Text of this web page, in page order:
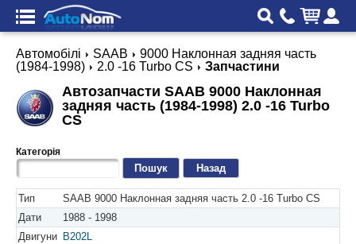
Автомобілі SAAB
9000 Наклонная задняя часть
(1984-1998)
2.0 -16 Turbo CS Запчастини
Автозапчасти SAAB 9000 Наклонная
задняя часть (1984-1998) 2.0 -16 Turbo
CS
Категорія
Назад
Тип
SAAB 9000 Наклонная задняя часть 2.0 -16 Turbo CS
Дати
1988 - 1998
Двигуни B202L